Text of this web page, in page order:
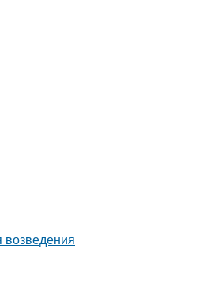
возведения